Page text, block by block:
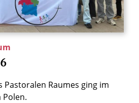
Pastoralen Raumes ging im
Polen.